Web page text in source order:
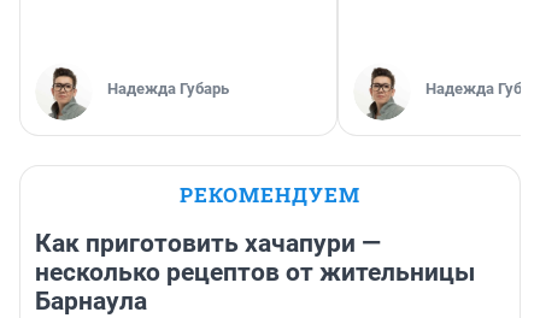
Надежда Губарь Надежда
РЕКОМЕНДУЕМ
Как приготовить хачапури —
несколько рецептов от жительницы
Барнаула